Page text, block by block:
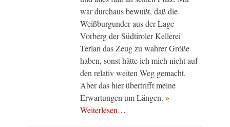
war durchaus bewußt, daß die
Weißburgunder aus der Lage
Vorberg der Südtiroler Kellerei
Terlan das Zeug zu wahrer Größe
haben, sonst hätte ich mich nicht auf
den relativ weiten Weg gemacht.
Aber das hier übertrifft meine
Erwartungen um Längen. »
Weiterlesen…